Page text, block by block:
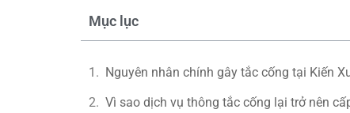
Mục lục
Nguyên nhân chính gây tắc cống tại Kiến
Vì sao dịch vụ thông tắc cống lại trở nên